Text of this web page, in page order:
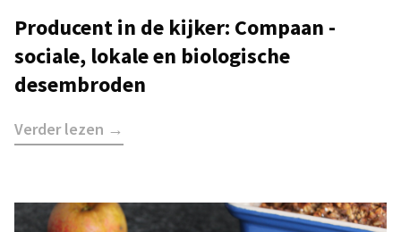
Producent in de kijker: Compaan -
sociale, lokale en biologische
desembroden
Verder lezen →